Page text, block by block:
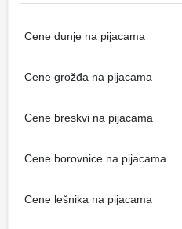
Cene dunje na pijacama
Cene grožđa na pijacama
Cene breskvi na pijacama
Cene borovnice na pijacama
Cene lešnika na pijacama